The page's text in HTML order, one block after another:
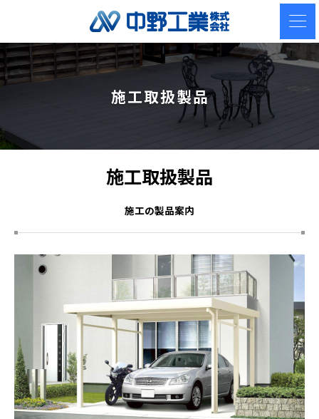
施工取扱製品
施工取扱製品
施工の製品案内